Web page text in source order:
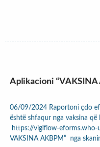
Aplikacioni “VAKSINA
06/09/2024 Raportoni çdo
është shfaqur nga vaksina
https://vigiflow-
VAKSINA AKBPM” nga